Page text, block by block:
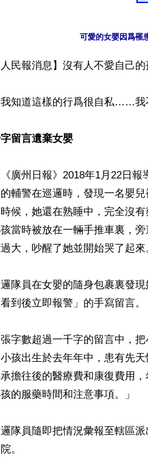
人民報消息】沒有人不愛自己
我知道這樣的行爲很自私……我
留言遺棄女嬰
廣州日報》2018年1月22日
輔警在巡邏時，發現一名嬰
候，她還在熟睡中，完全沒
當時被放在一輛手推車裏，
大，吵醒了她並開始哭了起來
隊員在女嬰的隨身包裹裏發
到後立即報警」的手寫留言。
字數超過一千字的留言中，
小孩出生於去年年中，患有先
擔往後的醫療費和康復費用
的服藥時間和注意事項。」
隊員隨即把情況彙報至轄區
。